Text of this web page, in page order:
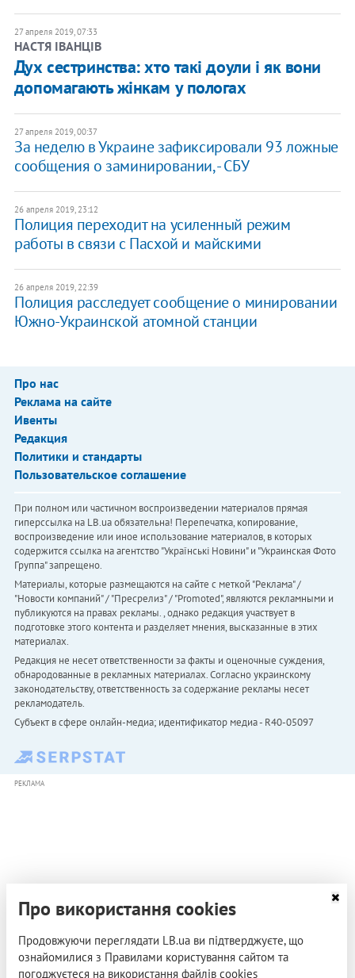
27 апреля 2019, 07:33
НАСТЯ ІВАНЦІВ
Дух сестринства: хто такі доули і як вони
допомагають жінкам у пологах
27 апреля 2019, 00:37
За неделю в Украине зафиксировали 93 ложные
сообщения о заминировании, - СБУ
26 апреля 2019, 23:12
Полиция переходит на усиленный режим
работы в связи с Пасхой и майскими
26 апреля 2019, 22:39
Полиция расследует сообщение о минировании
Южно-Украинской атомной станции
Про нас
Реклама на сайте
Ивенты
Редакция
Политики и стандарты
Пользовательское соглашение
При полном или частичном воспроизведении материалов прямая
гиперссылка на LB.ua обязательна! Перепечатка, копирование,
воспроизведение или иное использование материалов, в которых
содержится ссылка на агентство "Українськi Новини" и "Украинская Фото
Группа" запрещено.
Материалы, которые размещаются на сайте с меткой "Реклама" /
"Новости компаний" / "Пресрелиз" / "Promoted", являются рекламными и
публикуются на правах рекламы. , однако редакция участвует в
подготовке этого контента и разделяет мнения, высказанные в этих
материалах.
Редакция не несет ответственности за факты и оценочные суждения,
обнародованные в рекламных материалах. Согласно украинскому
законодательству, ответственность за содержание рекламы несет
рекламодатель.
Субъект в сфере онлайн-медиа; идентификатор медиа - R40-05097
РЕКЛАМА
Про використання cookies
Продовжуючи переглядати LB.ua ви підтверджуєте, що
ознайомилися з Правилами користування сайтом та
погоджуєтеся на використання файлів cookies